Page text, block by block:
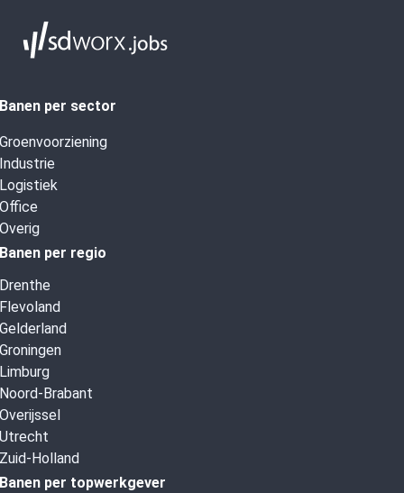
Banen per sector
Groenvoorziening
Industrie
Logistiek
Office
Overig
Banen per regio
Drenthe
Flevoland
Gelderland
Groningen
Limburg
Noord-Brabant
Overijssel
Utrecht
Zuid-Holland
Banen per topwerkgever